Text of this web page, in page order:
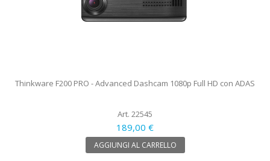
Thinkware F200 PRO - Advanced Dashcam 1080p Full HD con ADAS
Art. 22545
189,00 €
AGGIUNGI AL CARRELLO